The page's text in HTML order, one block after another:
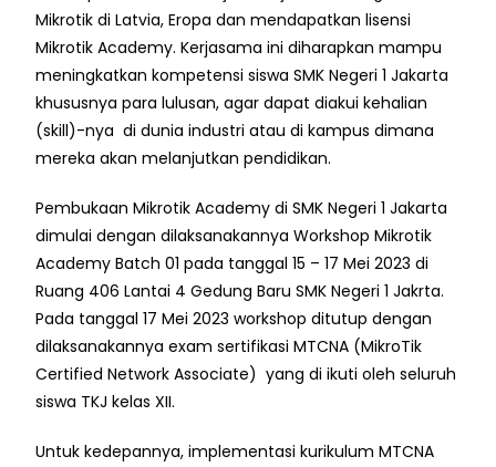
Mikrotik di Latvia, Eropa dan mendapatkan lisensi
Mikrotik Academy. Kerjasama ini diharapkan mampu
meningkatkan kompetensi siswa SMK Negeri 1 Jakarta
khususnya para lulusan, agar dapat diakui kehalian
(skill)-nya di dunia industri atau di kampus dimana
mereka akan melanjutkan pendidikan.
Pembukaan Mikrotik Academy di SMK Negeri 1 Jakarta
dimulai dengan dilaksanakannya Workshop Mikrotik
Academy Batch 01 pada tanggal 15 – 17 Mei 2023 di
Ruang 406 Lantai 4 Gedung Baru SMK Negeri 1 Jakrta.
Pada tanggal 17 Mei 2023 workshop ditutup dengan
dilaksanakannya exam sertifikasi MTCNA (MikroTik
Certified Network Associate) yang di ikuti oleh seluruh
siswa TKJ kelas XII.
Untuk kedepannya, implementasi kurikulum MTCNA